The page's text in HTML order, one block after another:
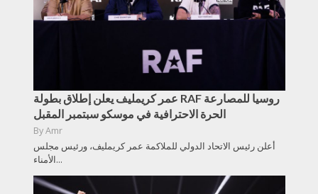
عمر كريمليف يعلن إطلاق بطولة RAF روسيا للمصارعة
الحرة الاحترافية في موسكو سبتمبر المقبل
ByAmr
أعلن رئيس الاتحاد الدولي للملاكمة عمر كريمليف، ورئيس مجلس
الأمناء...